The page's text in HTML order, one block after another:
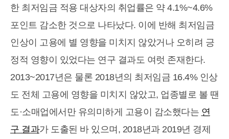
한 최저임금 적용 대상자의 취업률은 약 4.1%~4.6%
포인트 감소한 것으로 나타났다. 이에 반해 최저임금
인상이 고용에 별 영향을 미치지 않았거나 오히려 긍
정적 영향이 있었다는 연구 결과도 여럿 존재한다.
2013~2017년은 물론 2018년의 최저임금 16.4% 인상
도 전체 고용에 영향을 미치지 않았고, 업종별로 볼 땐
도·소매업에서만 유의미하게 고용이 감소했다는 연
구 결과가 도출된 바 있으며, 2018년과 2019년 경제